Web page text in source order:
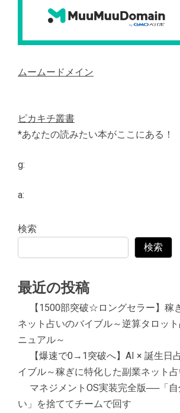
ムームードメイン
ピカキチ叢書
*あなたの読みたい本がここにある！
g:
a:
検索
検索
最近の投稿
【1500部突破☆ロングセラー】稼
ネット占いのバイブル～逆算タロッ
ニュアル～
【爆速で0→1突破へ】AI × 誕生日
イブル～稼ぎに特化した副業ネット
マネジメントOS実装完全版──「
い」を捨ててチームで回す